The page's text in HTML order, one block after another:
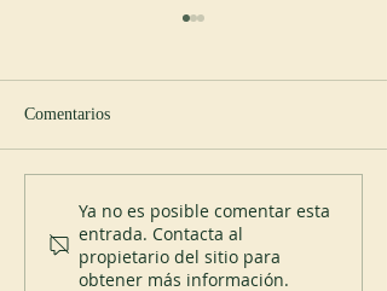
Comentarios
Ya no es posible comentar esta
entrada. Contacta al
propietario del sitio para
obtener más información.